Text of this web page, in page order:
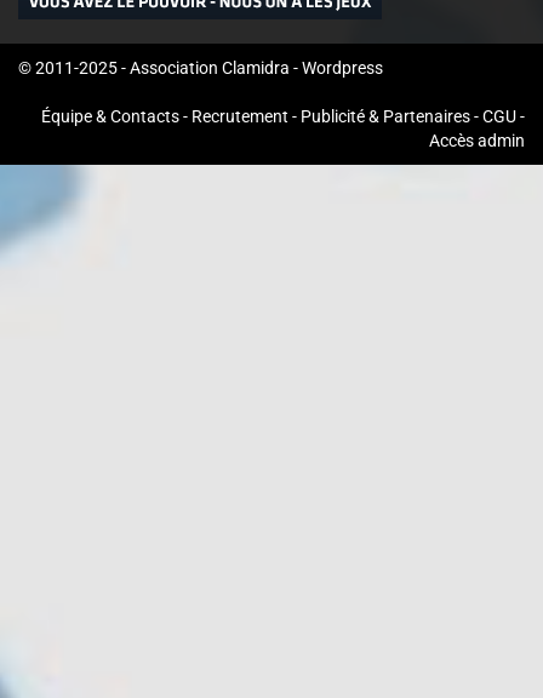
© 2011-2025 - Association Clamidra -Wordpress
Équipe & Contacts- Recrutement - Publicité & Partenaires-CGU-
Accès admin